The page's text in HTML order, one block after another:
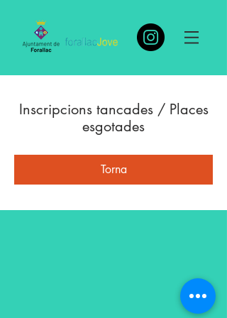
Inscripcions tancades / Places
esgotades
Torna